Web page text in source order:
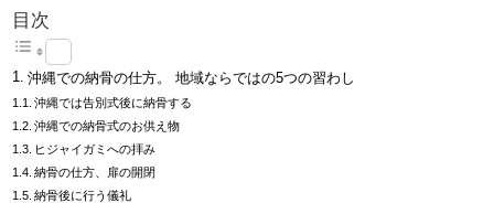
目次
沖縄での納骨の仕方。 地域ならではの5つの習わし
沖縄では告別式後に納骨する
沖縄での納骨式のお供え物
ヒジャイガミへの拝み
納骨の仕方、扉の開閉
納骨後に行う儀礼